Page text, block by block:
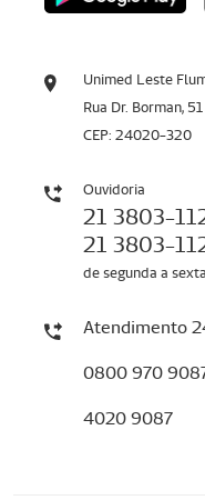
Unimed Leste
Rua Dr. Borman,
CEP: 24020-320
Ouvidoria
21 3803-
21 3803-
de segunda a
Atendimento
0800 970
4020 9087